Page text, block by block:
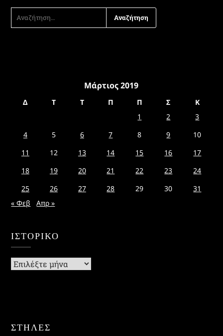
ΓΙΑ:
Μάρτιος 2019
Δ Τ Τ Π Π Σ
Κ
1
2
3
4
5 6 7 8 9
10
11
12 13 14 15 16
17
18
19 20 21 22 23
24
25
26 27 28 29 30
31
« Φεβ
Απρ »
ΙΣΤΟΡΙΚΌ
Ιστορικό
ΣΤΗΛΕΣ